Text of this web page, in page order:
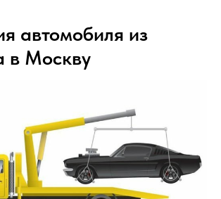
автомобиля из
в Москву